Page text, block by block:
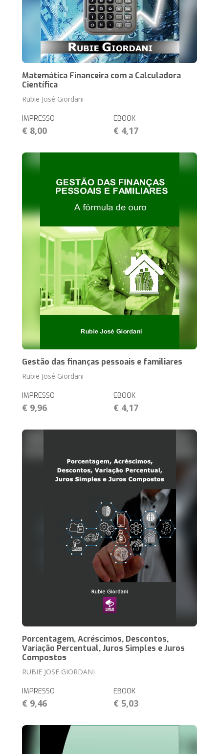
Matemática Financeira com a Calculadora
Científica
Rubie José Giordani
IMPRESSO
€ 8,00
EBOOK
€ 4,17
Gestão das finanças pessoais e familiares
Rubie José Giordani
IMPRESSO
€ 9,96
EBOOK
€ 4,17
Porcentagem, Acréscimos, Descontos,
Variação Percentual, Juros Simples e Juros
Compostos
RUBIE JOSE GIORDANI
IMPRESSO
€ 9,46
EBOOK
€ 5,03